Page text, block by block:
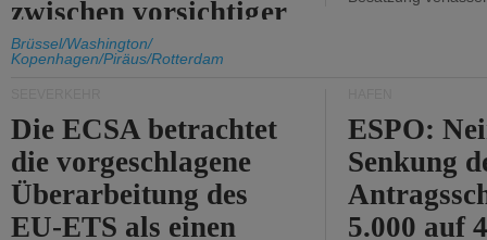
zwischen vorsichtiger
Unterstützung und
Kritik.
Brüssel/Washington/
Kopenhagen/Piräus/Rotterdam
Die ECSA betrachtet
die vorgeschlagene
Überarbeitung des
EU-ETS als einen
ESPO:
Senkung
5.000 auf